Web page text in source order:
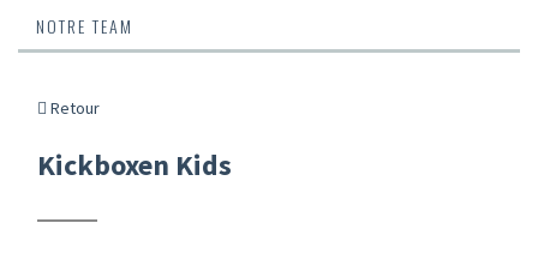
NOTRE TEAM
Retour
Kickboxen Kids